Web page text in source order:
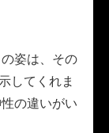
姿は、その
してくれま
の違いがい